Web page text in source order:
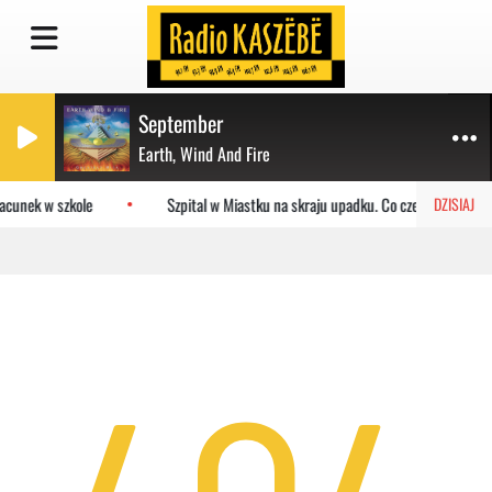
September
Earth, Wind And Fire
DZISIAJ
w szkole Szpital w Miastku na skraju upadku. Co czeka placówkę?